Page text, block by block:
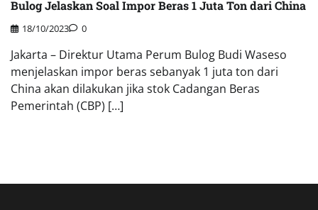
Bulog Jelaskan Soal Impor Beras 1 Juta Ton dari China
18/10/2023 0
Jakarta – Direktur Utama Perum Bulog Budi Waseso
menjelaskan impor beras sebanyak 1 juta ton dari
China akan dilakukan jika stok Cadangan Beras
Pemerintah (CBP) […]